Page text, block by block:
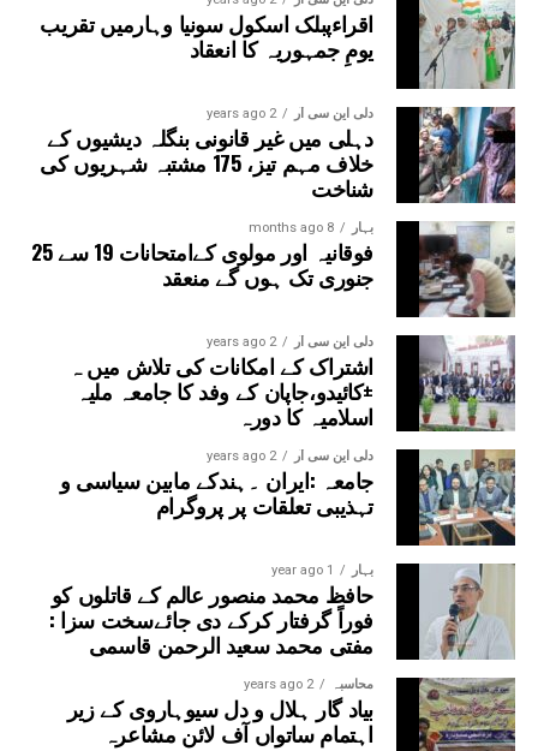
اقراءپبلک اسکول سونیا وہارمیں تقریب
یومِ جمہوریہ کا انعقاد
دلی این سی آر 2 years ago
دہلی میں غیر قانونی بنگلہ دیشیوں کے
خلاف مہم تیز، 175 مشتبہ شہریوں کی
شناخت
بہار 8 months ago
فوقانیہ اور مولوی کےامتحانات 19 سے 25
جنوری تک ہوں گے منعقد
دلی این سی آر 2 years ago
اشتراک کے امکانات کی تلاش میں ہ
±کائیدو،جاپان کے وفد کا جامعہ ملیہ
اسلامیہ کا دورہ
دلی این سی آر 2 years ago
جامعہ :ایران ۔ہندکے مابین سیاسی و
تہذیبی تعلقات پر پروگرام
بہار 1 year ago
حافظ محمد منصور عالم کے قاتلوں کو
فوراً گرفتار کرکے دی جائےسخت سزا :
مفتی محمد سعید الرحمن قاسمی
محاسبہ 2 years ago
بیاد گار ہلال و دل سیوہاروی کے زیر
اہتمام ساتواں آف لائن مشاعرہ